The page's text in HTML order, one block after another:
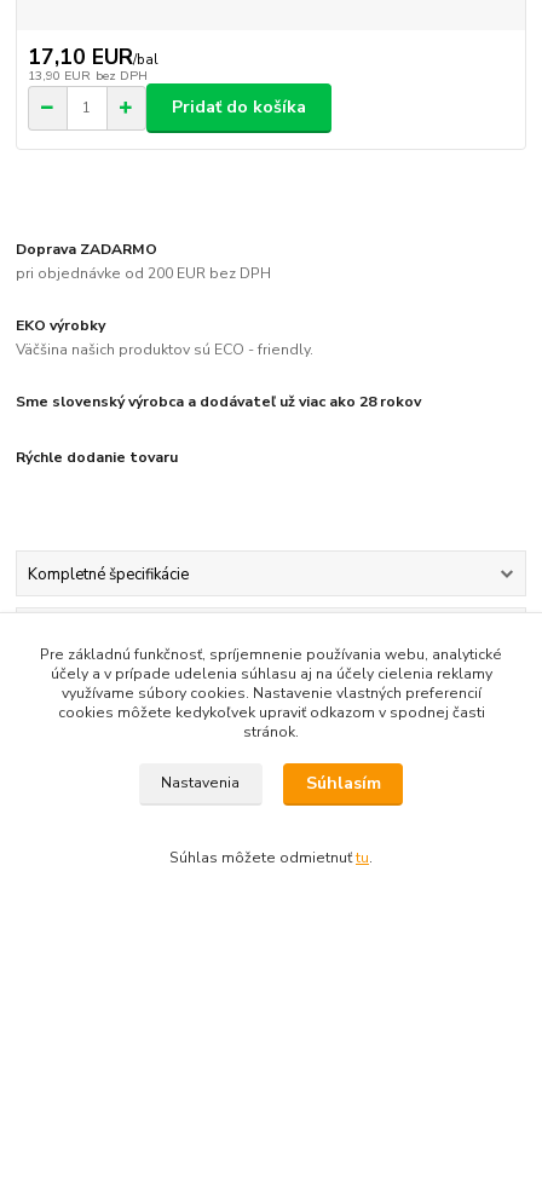
17,10 EUR/bal
13,90 EUR bez DPH
Pridať do košíka
Doprava ZADARMO
pri objednávke od 200 EUR bez DPH
EKO výrobky
Väčšina našich produktov sú ECO - friendly.
Sme slovenský výrobca a dodávateľ už viac ako 28 rokov
Rýchle dodanie tovaru
Kompletné špecifikácie
Kompletné špecifikácie
Balenie obsahuje 200 listov.
Pre základnú funkčnosť, spríjemnenie používania webu, analytické
účely a v prípade udelenia súhlasu aj na účely cielenia reklamy
využívame súbory cookies. Nastavenie vlastných preferencií
cookies môžete kedykoľvek upraviť odkazom v spodnej časti
stránok.
Nastavenia Súhlasím
Súhlas môžete odmietnuťtu.